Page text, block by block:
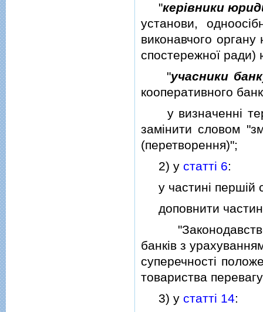
"керiвники
установи,
виконавчого
спостережної ради)
"учасники
кооперативного
у визначеннi
замiнити словом
(перетворення)";
2) у статтi 6:
у частинi першiй
доповнити
"Законодавство
банкiв з
суперечностi
товариства
3) у статтi 14: